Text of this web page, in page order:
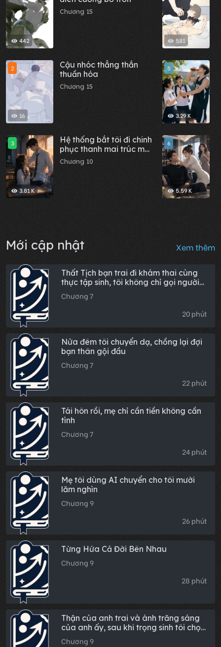
442
Chương 15
16
2
Cậu nhóc thẳng thắn
thuần hóa
Chương 15
3.81 K
3
Hệ thống bắt tôi đi chinh
phục thanh mai trúc mã,
tôi vừa khóc vừa thú
nhận, anh ấy bóp nát
Chương 10
581
3.29 K
5
5.59 K
6
Mới cập nhật Xem thêm
Thất Tịch bạn trai đi khám thai cùng
thực tập sinh, tôi không chỉ gọi người
đến "sưởi ấm" mà còn dạy anh ta cách
bù đắp
Chương 7
20 phút
Nửa đêm tôi chuyển dạ, chồng lại đợi
bạn thân gội đầu
Chương 7
22 phút
Tái hôn rồi, mẹ chỉ cần tiền không cần
tình
Chương 7
24 phút
Mẹ tôi dùng AI chuyển cho tôi mười
lăm nghìn
Chương 9
26 phút
Từng Hứa Cả Đời Bên Nhau
Chương 9
28 phút
Thận của anh trai và ánh trăng sáng
của anh ấy, sau khi trọng sinh tôi chọn
không cứu cả hai
Chương 9